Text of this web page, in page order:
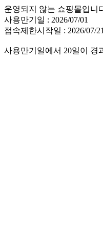
운영되지 않는 쇼핑몰입니
사용만기일 : 2026/07/01
접속제한시작일 : 2026/07/21
사용만기일에서 20일이 경